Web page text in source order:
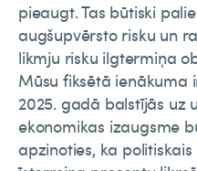
pieaugt. Tas būtiski
augšupvērsto risku un
likmju risku ilgtermiņa
Mūsu fiksētā ienākuma
2025. gadā balstījās uz
ekonomikas izaugsme
apzinoties, ka